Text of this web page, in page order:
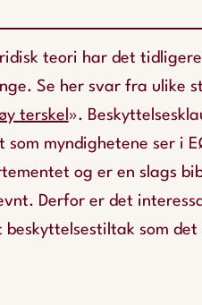
teori har det
Se her svar fra ulike
terskel ».
myndighetene ser i
og er en slags
Derfor er det
som